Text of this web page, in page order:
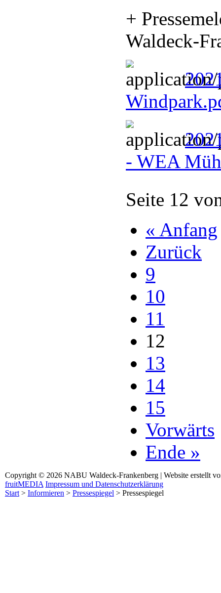
+
Waldeck-
- WEA
Seite 12
« Anfang
Zurück
9
10
11
12
13
14
15
Vorwärts
Ende »
Copyright © 2026 NABU Waldeck-Frankenberg | Website erstellt
fruitMEDIA Impressum und Datenschutzerklärung
Start> Informieren > Pressespiegel > Pressespiegel